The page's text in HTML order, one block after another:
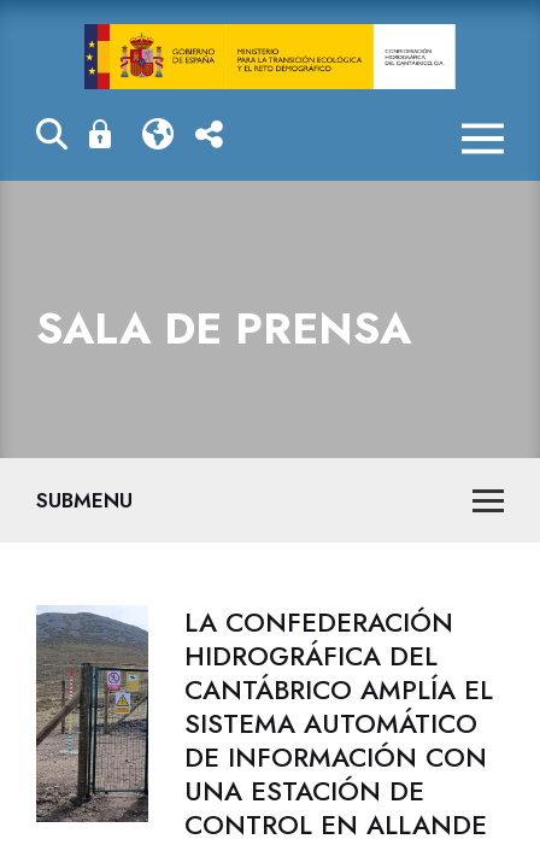
Sala de prensa
SALA DE PRENSA
SUBMENU
LA CONFEDERACIÓN
HIDROGRÁFICA DEL
CANTÁBRICO AMPLÍA EL
SISTEMA AUTOMÁTICO
DE INFORMACIÓN CON
UNA ESTACIÓN DE
CONTROL EN ALLANDE